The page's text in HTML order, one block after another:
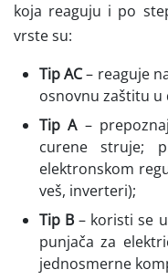
koja reaguju i po
vrste su:
Tip AC– reaguje
osnovnu zaštitu u
Tip A–
curene struje;
elektronskom
veš, inverteri);
Tip B – koristi se
punjača za
jednosmerne